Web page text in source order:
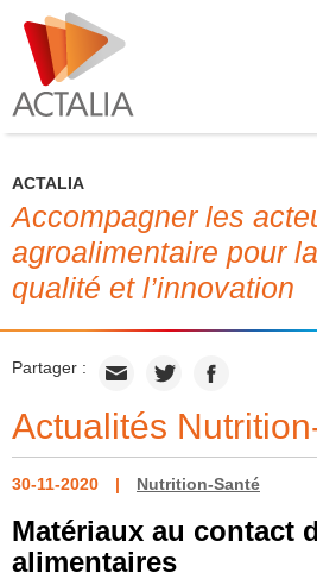
ACTALIA
Accompagner les
agroalimentaire pour
qualité et l’innovation
Partager :
Actualités
30-11-2020 Nutrition-Santé
Matériaux au contact
alimentaires